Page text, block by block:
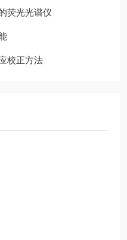
荧光光谱仪
校正方法